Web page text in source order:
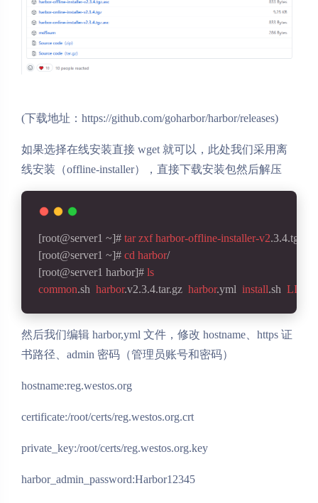
(下载地址：https://github.com/goharbor/harbor/releases)
如果选择在线安装直接 wget 就可以，此处我们采用离
线安装（offline-installer），直接下载安装包然后解压
[root@server1 ~]# tar zxf harbor-offline-installer-v2.3.4.tgz
[root@server1 ~]# cd harbor/
[root@server1 harbor]# ls
common.sh harbor.v2.3.4.tar.gz harbor.yml install.sh
然后我们编辑 harbor,yml 文件，修改 hostname、https 证
书路径、admin 密码（管理员账号和密码）
hostname:reg.westos.org
certificate:/root/certs/reg.westos.org.crt
private_key:/root/certs/reg.westos.org.key
harbor_admin_password:Harbor12345